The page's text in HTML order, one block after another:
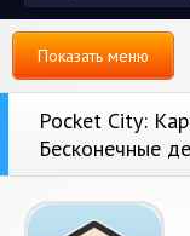
Показать меню
Pocket City:
Бесконечные